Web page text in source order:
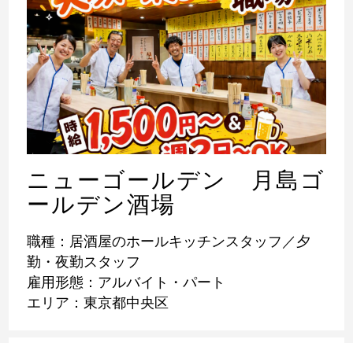
ニューゴールデン 月島ゴ
ールデン酒場
職種：居酒屋のホールキッチンスタッフ／夕
勤・夜勤スタッフ
雇用形態：アルバイト・パート
エリア：東京都中央区